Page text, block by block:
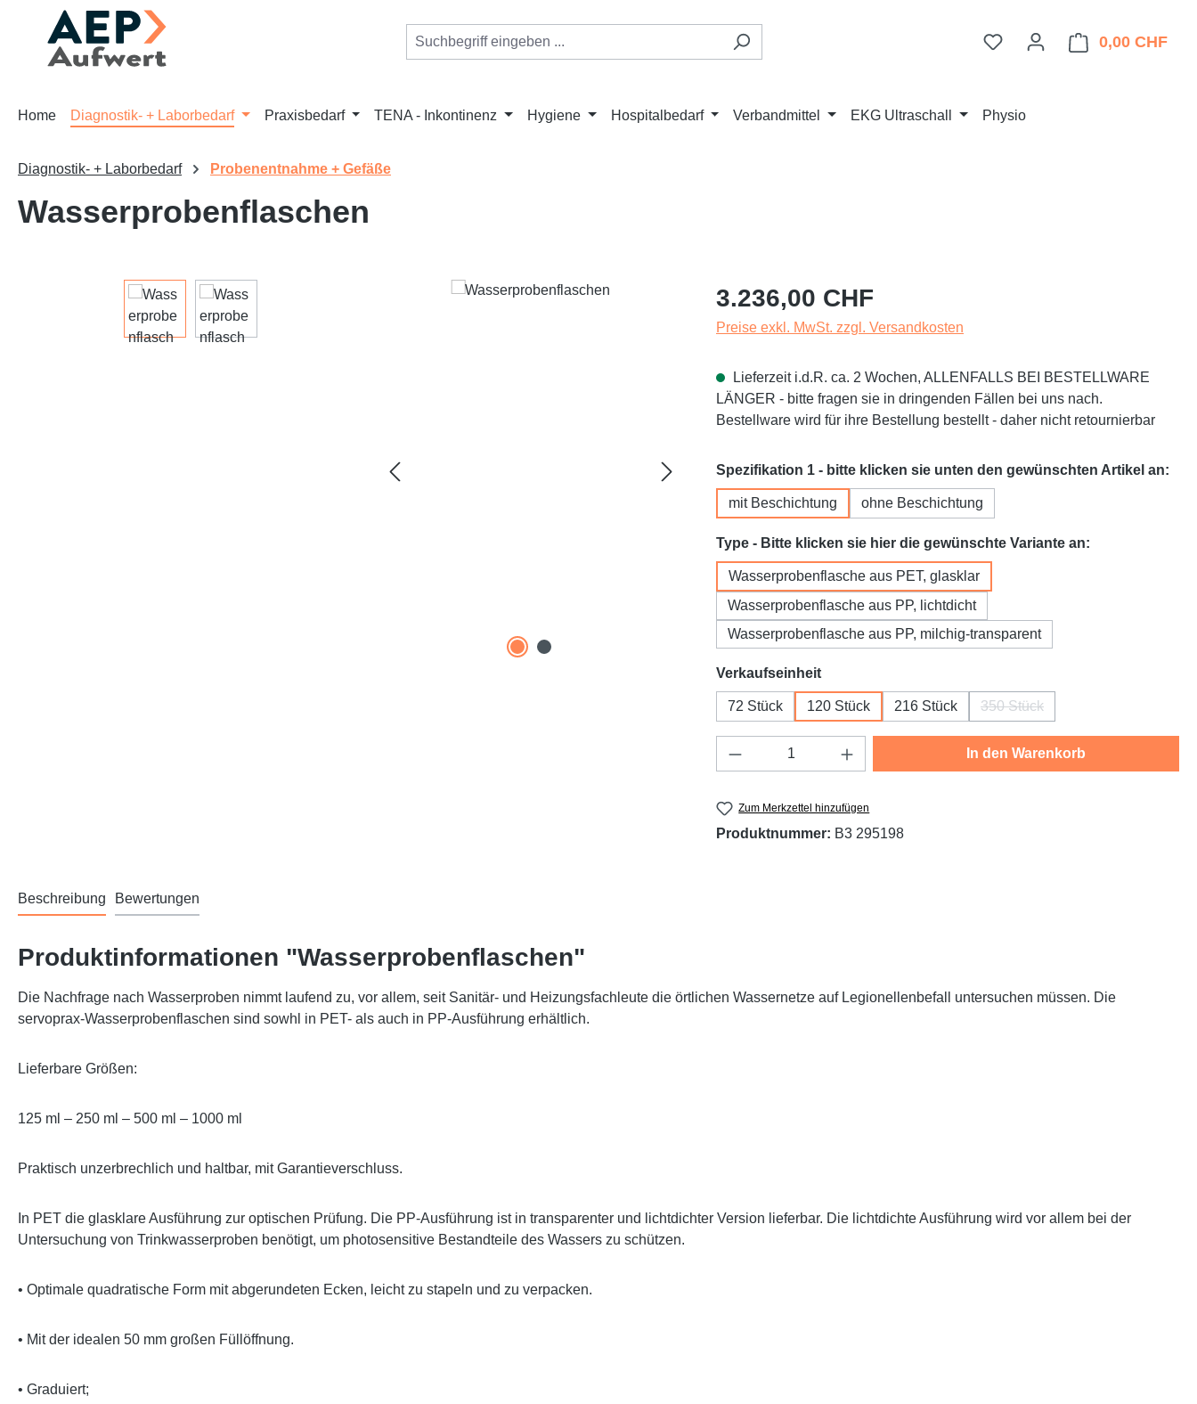
Hauptinhalt springen
Zur Suche springen
Zur Hauptnavigation springen
Du hast 0 Produkte auf dem
0,00 CHF
Home Diagnostik- + Laborbedarf Praxisbedarf TENA - Inkontinenz Hygiene Hospitalbedarf Verbandmittel EKG Ultraschall Physio
Diagnostik- + Laborbedarf Probenentnahme + Gefäße
Wasserprobenflaschen
Bildergalerie überspringen Regulärer Preis:
3.236,00 CHF
Preise exkl. MwSt. zzgl. Versandkosten
Lieferzeit i.d.R. ca. 2 Wochen, ALLENFALLS BEI BESTELLWARE
LÄNGER - bitte fragen sie in dringenden Fällen bei uns nach.
Bestellware wird für ihre Bestellung bestellt - daher nicht retournierbar
Spezifikation 1 - bitte klicken sie unten den gewünschten Artikel an:
mit Beschichtung ohne Beschichtung
Type - Bitte klicken sie hier die gewünschte Variante an:
Wasserprobenflasche aus PET, glasklar
Wasserprobenflasche aus PP, lichtdicht
Wasserprobenflasche aus PP, milchig-transparent
Verkaufseinheitauswählen
72 Stück 120 Stück 216 Stück 350 Stück
Produkt Anzahl: Gib den gewünschten Wert ein
In den Warenkorb
Zum Merkzettel hinzufügen
Produktnummer: B3 295198
Beschreibung Bewertungen
Produktinformationen "Wasserprobenflaschen"
Die Nachfrage nach Wasserproben nimmt laufend zu, vor allem, seit Sanitär- und Heizungsfachleute die örtlichen Wassernetze auf Legionellenbefall untersuchen müssen. Die
servoprax-Wasserprobenflaschen sind sowhl in PET- als auch in PP-Ausführung erhältlich.
Lieferbare Größen:
125 ml – 250 ml – 500 ml – 1000 ml
Praktisch unzerbrechlich und haltbar, mit Garantieverschluss.
In PET die glasklare Ausführung zur optischen Prüfung. Die PP-Ausführung ist in transparenter und lichtdichter Version lieferbar. Die lichtdichte Ausführung wird vor allem bei der
Untersuchung von Trinkwasserproben benötigt, um photosensitive Bestandteile des Wassers zu schützen.
• Optimale quadratische Form mit abgerundeten Ecken, leicht zu stapeln und zu verpacken.
• Mit der idealen 50 mm großen Füllöffnung.
• Graduiert;